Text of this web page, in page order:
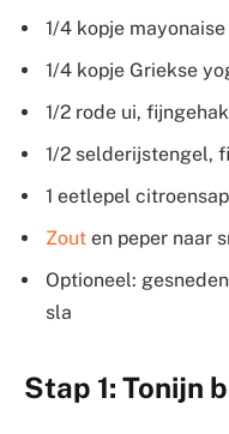
1/4 kopje mayonaise
1/4 kopje Griekse
1/2 rode ui,
1/2 selderijstengel,
1 eetlepel citroensap
Zout en peper naar
Optioneel:
sla
Stap 1: Tonijn